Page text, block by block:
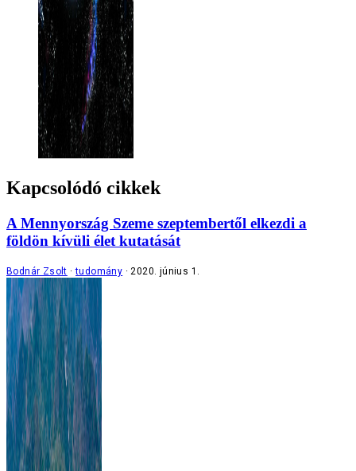
Kapcsolódó cikkek
A Mennyország Szeme szeptembertől elkezdi a
földön kívüli élet kutatását
Bodnár Zsolt tudomány 2020. június 1.